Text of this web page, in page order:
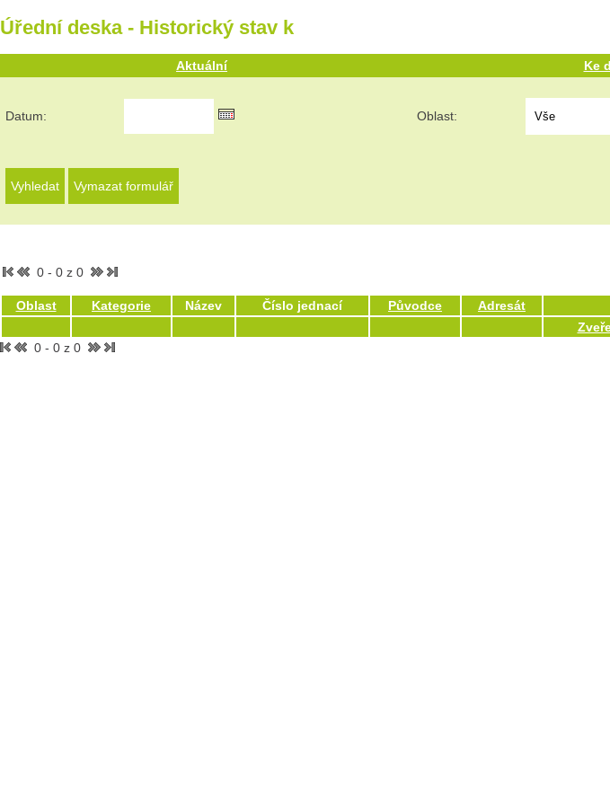
Úřední deska - Historický stav k
Aktuální Ke
Datum: Oblast:
0 - 0 z 0
Oblast Kategorie Název Číslo jednací Původce Adresát
0 - 0 z 0